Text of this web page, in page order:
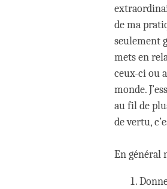
de ma
seulement
mets en
ceux-ci ou
monde.
au fil de
de vertu,
En général